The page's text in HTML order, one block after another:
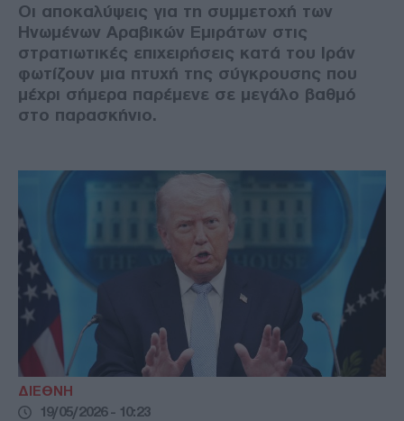
Οι αποκαλύψεις για τη συμμετοχή των
Ηνωμένων Αραβικών Εμιράτων στις
στρατιωτικές επιχειρήσεις κατά του Ιράν
φωτίζουν μια πτυχή της σύγκρουσης που
μέχρι σήμερα παρέμενε σε μεγάλο βαθμό
στο παρασκήνιο.
ΔΙΕΘΝΗ
19/05/2026 - 10:23